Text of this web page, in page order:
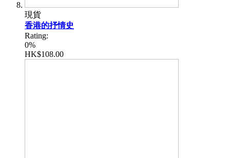
現貨
香港的抒情史
Rating:
0%
HK$108.00